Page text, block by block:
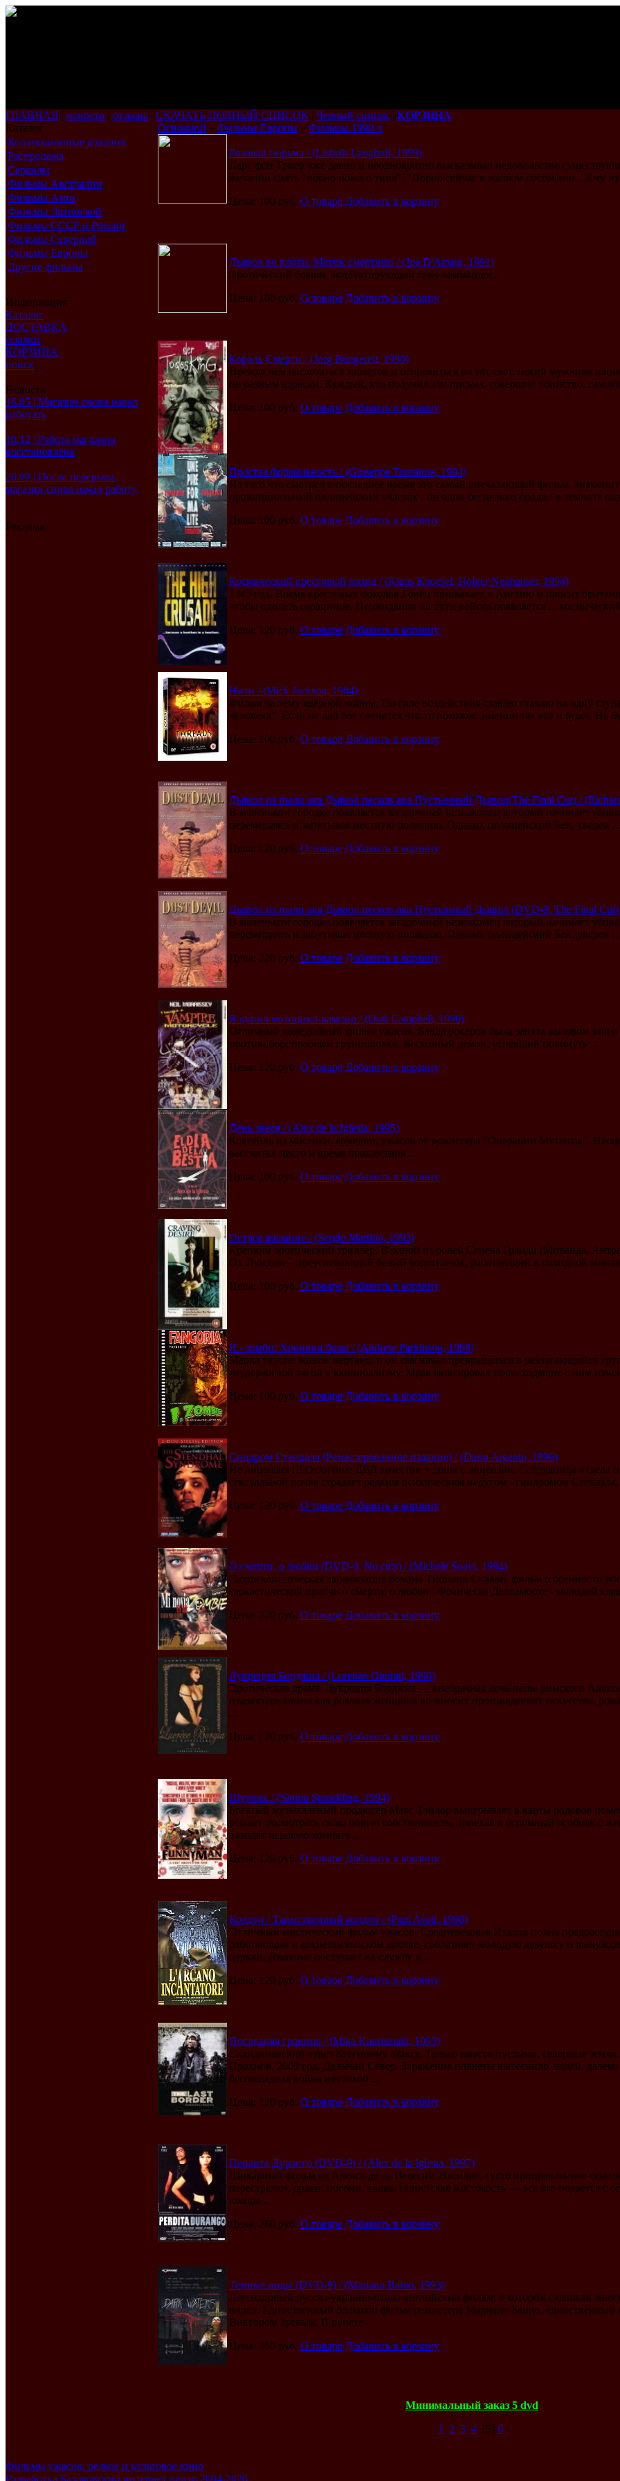
ГЛАВНАЯ | новости | отзывы | СКАЧАТЬ ПОЛНЫЙ СПИСОК | Черный список | КОРЗИНА
Каталог
Коллекционные издания
Распродажа
Сериалы
Фильмы Австралии
Фильмы Азии
Фильмы Латинской
Америки
Фильмы СССР и России
Фильмы Северной
Америки
Фильмы Европы
Другие фильмы
Информация
Каталог
ДОСТАВКА
ссылки
КОРЗИНА
поиск
Новости
16.05 | Магазин снова начал
работать
10.12 | Работа магазина
восстановлена
26.09 | После перерыва,
магазин снова начал работу
Реклама
Основной » Фильмы Европы » Фильмы 1990-х
Розовая тюрьма / (Lisbeth Lynghoft, 1999)
Ларс фон Триер уже давно и неоднократно высказывал недовольство
желании снять "порно нового типа": "Порно сейчас в жалком соcтоянии... Ему
Цена: 100 руб. О товаре Добавить в корзину
Дьявол во плоти. Мятеж смертниц / (Joe D'Amato, 1991)
Эротический боевик экплуатирующий тему коммандос...
Цена: 100 руб. О товаре Добавить в корзину
Король Смерти / (Jorg Buttgereit, 1990)
Прежде чем наглотаться таблеток и отправиться на тот свет, некий мужчина
по разным адресам. Каждый, кто получил эти письма, совершил убийство,
Цена: 100 руб. О товаре Добавить в корзину
Простая формальность / (Giuseppe Tornatore, 1994)
Из того что смотрел в последнее время это самый впечаляющий фильм.
провинциальный полицейский участок - он один бесцельно бродил в темноте
Цена: 100 руб. О товаре Добавить в корзину
Космический крестовый поход / (Klaus Knoesel, Holger Neuhauser, 1994)
1345 год. Время крестовых походов.Гонец прибывает в Англию и просит
чтобы одолеть сарацинов. Неожиданно на пути войска появляется ...
Цена: 120 руб. О товаре Добавить в корзину
Нити / (Mick Jackson, 1984)
Фильм на тему ядерной войны. По силе воздействия ставлю ставлю на одну
человека". Если не дай бог случится что то похожее, именно так все и будет. Не
Цена: 100 руб. О товаре Добавить в корзину
Дьявол из пыли ака Дьявол песков ака Пустынный Дьявол(The Final Cut) /
В маленьком городке появляется загадочный незнакомец который начинает
перемещаясь и запутывая местную полицию. Однако, полицейский Бен, уверен ...
Цена: 120 руб. О товаре Добавить в корзину
Дьявол из пыли ака Дьявол песков ака Пустынный Дьявол (DVD-9, The Final Cut)
В маленьком городке появляется загадочный незнакомец который начинает
перемещаясь и запутывая местную полицию. Однако, полицейский Бен, уверен ...
Цена: 220 руб. О товаре Добавить в корзину
Я купил мотоцикл-вампир / (Dirk Campbell, 1990)
Отличный комедийный фильм ужасов. Банда рокеров была занята вызовом злого
противоборствующей группировки. Бесхозный демон, успевший покинуть ...
Цена: 120 руб. О товаре Добавить в корзину
День зверя / (Alex de la Iglesia, 1995)
Коктейль из мистики, комедии, ужасов от режиссера "Операции Мутанты".
рассчитал место и время пришествия ...
Цена: 100 руб. О товаре Добавить в корзину
Острое желание / (Sergio Martino, 1993)
Крепкий эротический триллер. В одной из ролей Серена Гранди (Миранда,
О). Луиджи – преуспевающий белый воротничок, работающий в солидной
Цена: 100 руб. О товаре Добавить в корзину
Я - зомби: Хроники боли / (Andrew Parkinson, 1998)
Марка укусил живой мертвец, и он сам начал превращаться в разлагающийся
неудержимой тягой к каннибализму. Мрак фиксировал происходящие с ним
Цена: 100 руб. О товаре Добавить в корзину
Синдром Стендаля (Ремастерованное издание) / (Dario Argento, 1996)
Не лицензия !!! Отличное ДВД качество + допы с лицензии. Сотрудница отдела
сексуальной почве страдает редким психическим недугом - синдромом Стендаля,
Цена: 120 руб. О товаре Добавить в корзину
О смерти, о любви (DVD-9, No cuts) / (Michele Soavi, 1994)
Сюрреалистическая экранизация романа Тициано Склави, фильм о бренности
саркастической притчи о смерти, о любви . Франческо Делламорте - молодой
Цена: 220 руб. О товаре Добавить в корзину
Лукреция Борджиа / (Lorenzo Onorati, 1990)
Эротическая драма. Лукреция Борджиа — внебрачная дочь папы римского
охарактерезована как роковая женщина во многих произведениях искусства,
...
Цена: 120 руб. О товаре Добавить в корзину
Шутник / (Simon Sprackling, 1994)
Богатый музыкальный продюсер Макс Тэйлор выигрывает в карты родовое
решает посмотреть свою новую собственность, приехав в огромный особняк с
находят игровую комнату ...
Цена: 120 руб. О товаре Добавить в корзину
Колдун / Таинственный колдун / (Pupi Avati, 1996)
Отличный мистический фильм ужасов. Средневековая Италия полна
работающий в архиепископском архиве, соблазняет молодую девушку и
церкви. Джакомо поступает на службу к ...
Цена: 120 руб. О товаре Добавить в корзину
Последняя граница / (Mika Kaurismaki, 1993)
Скандинавский ответ Безумному Максу. Только вместо пустыни, северные
Прохнов. 2009 год. Дальний Север. Заражение планеты вытеснило людей,
беспощадная война жестокой ...
Цена: 120 руб. О товаре Добавить в корзину
Пердита Дуранго (DVD-9) / (Alex de la Iglesia, 1997)
Шикарный фильм от Алекса де ла Иглесия. Насилие, густо приправленное
перестрелки, драки, погони, кровь, садистская жестокость — все это подается с
юмора...
Цена: 260 руб. О товаре Добавить в корзину
Темные воды (DVD-9) / (Mariano Baino, 1993)
Легендарный русско-украино-итало-английский фильм, о котором слышали
видел. Единственный большой фильм режиссера Мариано Баино,
Виктором Зуевым. В рунете ...
Цена: 260 руб. О товаре Добавить в корзину
Минимальный заказ 5 dvd
1
2 3 4 [5] 6
Фильмы ужасов, редкое и культовое кино
Разработка Балаковский интернет центр 2004-2026